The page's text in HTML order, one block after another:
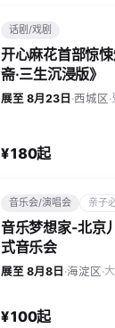
话剧/戏剧
开心麻花首部惊
斋·三生沉浸版》
展至 8月23日 ·西城区·
¥180起
音乐会/演唱会 亲子
音乐梦想家-北京
式音乐会
展至 8月8日 ·海淀区·
¥100起